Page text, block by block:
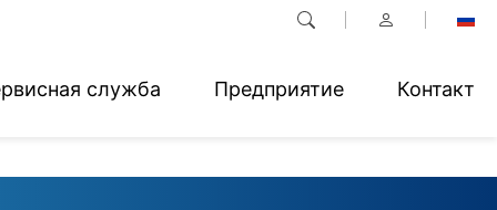
служба Предприятие Контакт